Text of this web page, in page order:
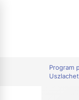
Program